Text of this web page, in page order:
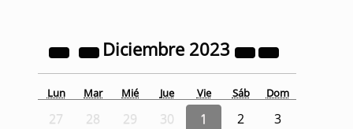
Diciembre 2023
Lun Mar Mié Jue Vie Sáb Dom
27 28 29 30 1 2
3